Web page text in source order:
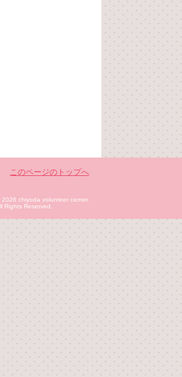
このページのトップへ
2026 chiyoda volunteer center.
Rights Reserved.